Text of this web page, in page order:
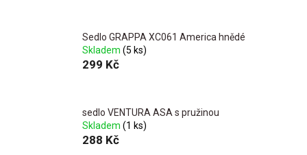
Sedlo GRAPPA XC061 America hnědé
Skladem (5 ks)
299 Kč
sedlo VENTURA ASA s pružinou
Skladem (1 ks)
288 Kč